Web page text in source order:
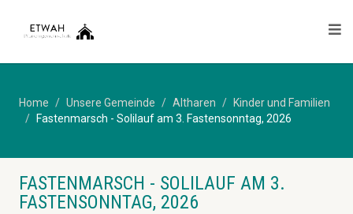
Home Unsere Gemeinde Altharen
Kinder und Familien
Fastenmarsch - Solilauf am 3. Fastensonntag, 2026
FASTENMARSCH - SOLILAUF AM 3.
FASTENSONNTAG, 2026